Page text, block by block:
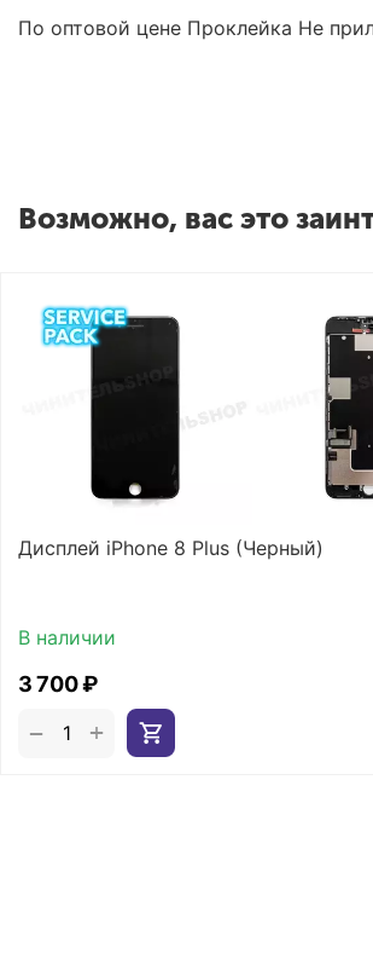
По оптовой цене Проклейка Не
Возможно, вас это
Дисплей iPhone 8 Plus (Черный)
В наличии
3 700₽
+
−